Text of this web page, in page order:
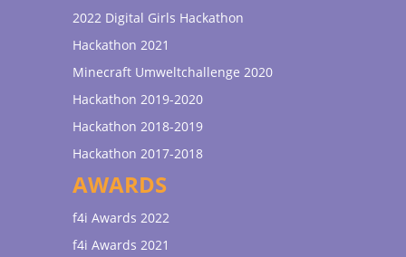
2022 Digital Girls Hackathon
Hackathon 2021
Minecraft Umweltchallenge 2020
Hackathon 2019-2020
Hackathon 2018-2019
Hackathon 2017-2018
AWARDS
f4i Awards 2022
f4i Awards 2021